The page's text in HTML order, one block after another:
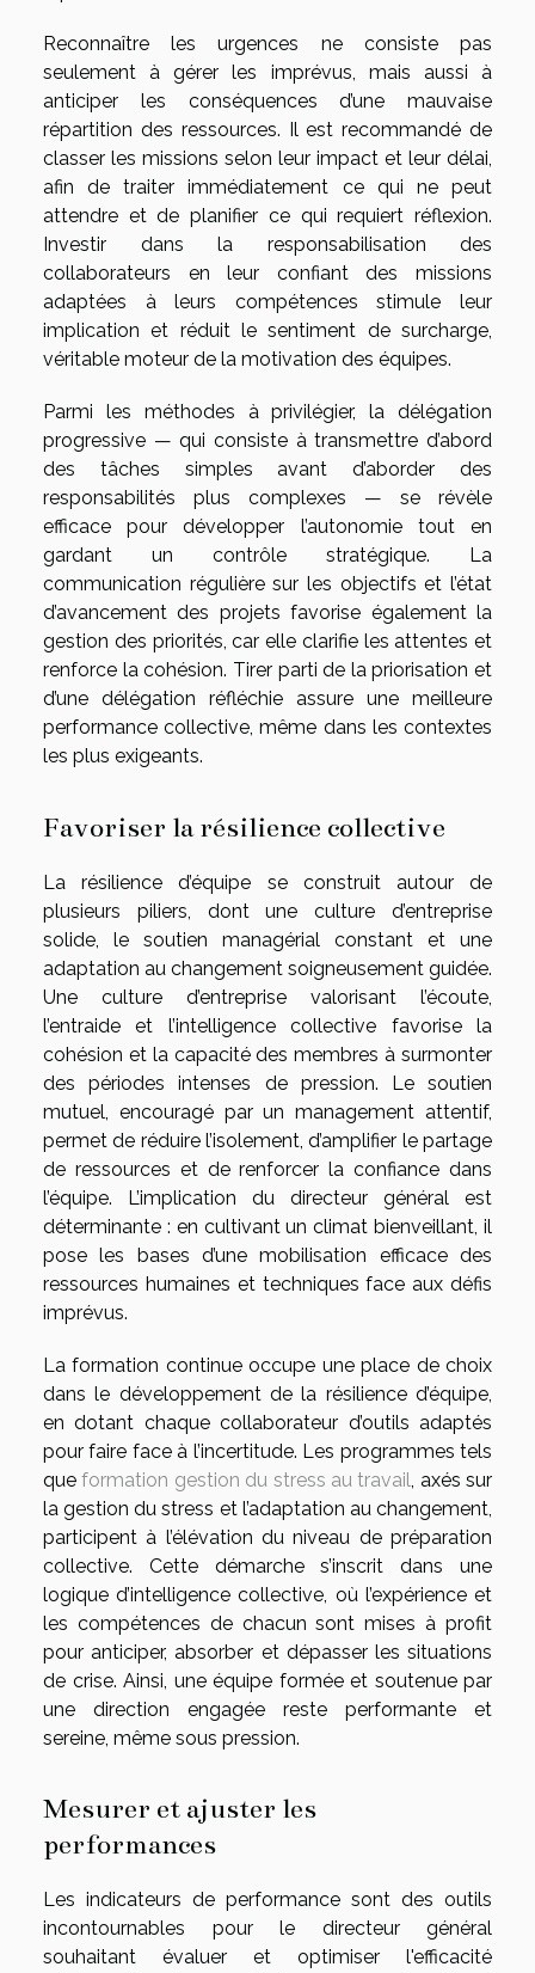
Reconnaître les urgences ne consiste pas
seulement à gérer les imprévus, mais aussi à
anticiper les conséquences d’une mauvaise
répartition des ressources. Il est recommandé de
classer les missions selon leur impact et leur délai,
afin de traiter immédiatement ce qui ne peut
attendre et de planifier ce qui requiert réflexion.
Investir dans la responsabilisation des
collaborateurs en leur confiant des missions
adaptées à leurs compétences stimule leur
implication et réduit le sentiment de surcharge,
véritable moteur de la motivation des équipes.
Parmi les méthodes à privilégier, la délégation
progressive — qui consiste à transmettre d’abord
des tâches simples avant d’aborder des
responsabilités plus complexes — se révèle
efficace pour développer l’autonomie tout en
gardant un contrôle stratégique. La
communication régulière sur les objectifs et l’état
d’avancement des projets favorise également la
gestion des priorités, car elle clarifie les attentes et
renforce la cohésion. Tirer parti de la priorisation et
d’une délégation réfléchie assure une meilleure
performance collective, même dans les contextes
les plus exigeants.
Favoriser la résilience collective
La résilience d’équipe se construit autour de
plusieurs piliers, dont une culture d’entreprise
solide, le soutien managérial constant et une
adaptation au changement soigneusement guidée.
Une culture d’entreprise valorisant l’écoute,
l’entraide et l’intelligence collective favorise la
cohésion et la capacité des membres à surmonter
des périodes intenses de pression. Le soutien
mutuel, encouragé par un management attentif,
permet de réduire l’isolement, d’amplifier le partage
de ressources et de renforcer la confiance dans
l’équipe. L’implication du directeur général est
déterminante : en cultivant un climat bienveillant, il
pose les bases d’une mobilisation efficace des
ressources humaines et techniques face aux défis
imprévus.
La formation continue occupe une place de choix
dans le développement de la résilience d’équipe,
en dotant chaque collaborateur d’outils adaptés
pour faire face à l’incertitude. Les programmes tels
queformation gestion du stress au travail , axés sur
la gestion du stress et l’adaptation au changement,
participent à l’élévation du niveau de préparation
collective. Cette démarche s’inscrit dans une
logique d’intelligence collective, où l’expérience et
les compétences de chacun sont mises à profit
pour anticiper, absorber et dépasser les situations
de crise. Ainsi, une équipe formée et soutenue par
une direction engagée reste performante et
sereine, même sous pression.
Mesurer et ajuster les
performances
Les indicateurs de performance sont des outils
incontournables pour le directeur général
souhaitant évaluer et optimiser l'efficacité